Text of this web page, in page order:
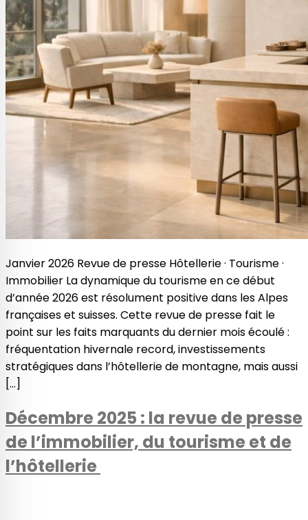
Janvier 2026 Revue de presse Hôtellerie · Tourisme ·
Immobilier La dynamique du tourisme en ce début
d’année 2026 est résolument positive dans les Alpes
françaises et suisses. Cette revue de presse fait le
point sur les faits marquants du dernier mois écoulé :
fréquentation hivernale record, investissements
stratégiques dans l’hôtellerie de montagne, mais aussi
[…]
Décembre 2025 : la revue de presse
de l’immobilier, du tourisme et de
l’hôtellerie